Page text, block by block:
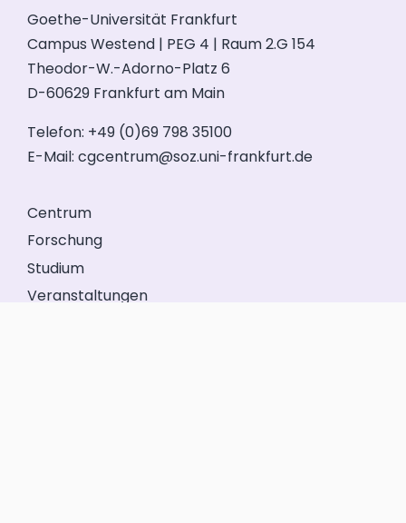
Goethe-Universität Frankfurt
Campus Westend | PEG 4 | Raum 2.G 154
Theodor-W.-Adorno-Platz 6
D-60629 Frankfurt am Main
Telefon: +49 (0)69 798 35100
E-Mail: cgcentrum@soz.uni-frankfurt.de
Centrum
Forschung
Studium
Veranstaltungen